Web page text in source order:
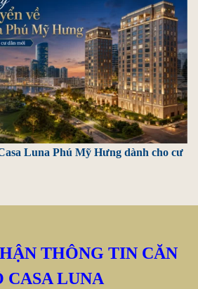
Luna Phú Mỹ Hưng dành cho cư
THÔNG TIN CĂN
CASA LUNA